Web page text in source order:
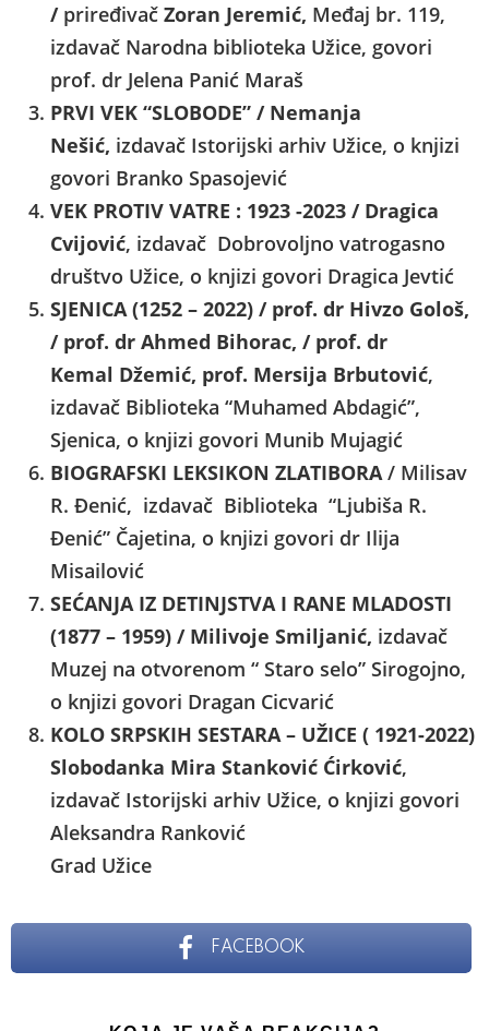
/ priređivač Zoran Jeremić, Međaj br. 119,
izdavač Narodna biblioteka Užice, govori
prof. dr Jelena Panić Maraš
PRVI VEK “SLOBODE” / Nemanja
Nešić, izdavač Istorijski arhiv Užice, o knjizi
govori Branko Spasojević
VEK PROTIV VATRE : 1923 -2023 / Dragica
Cvijović, izdavač Dobrovoljno vatrogasno
društvo Užice, o knjizi govori Dragica Jevtić
SJENICA (1252 – 2022) / prof. dr Hivzo Gološ,
/ prof. dr Ahmed Bihorac, / prof. dr
Kemal Džemić, prof. Mersija Brbutović,
izdavač Biblioteka “Muhamed Abdagić”,
Sjenica, o knjizi govori Munib Mujagić
BIOGRAFSKI LEKSIKON ZLATIBORA/ Milisav
R. Đenić, izdavač Biblioteka “Ljubiša R.
Đenić” Čajetina, o knjizi govori dr Ilija
Misailović
SEĆANJA IZ DETINJSTVA I RANE MLADOSTI
(1877 – 1959) / Milivoje Smiljanić, izdavač
Muzej na otvorenom “ Staro selo” Sirogojno,
o knjizi govori Dragan Cicvarić
KOLO SRPSKIH SESTARA – UŽICE ( 1921-2022)
Slobodanka Mira Stanković Ćirković,
izdavač Istorijski arhiv Užice, o knjizi govori
Aleksandra Ranković
Grad Užice
FACEBOOK